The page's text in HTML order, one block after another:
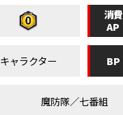
消費
AP
キャラクター BP
魔防隊／七番組